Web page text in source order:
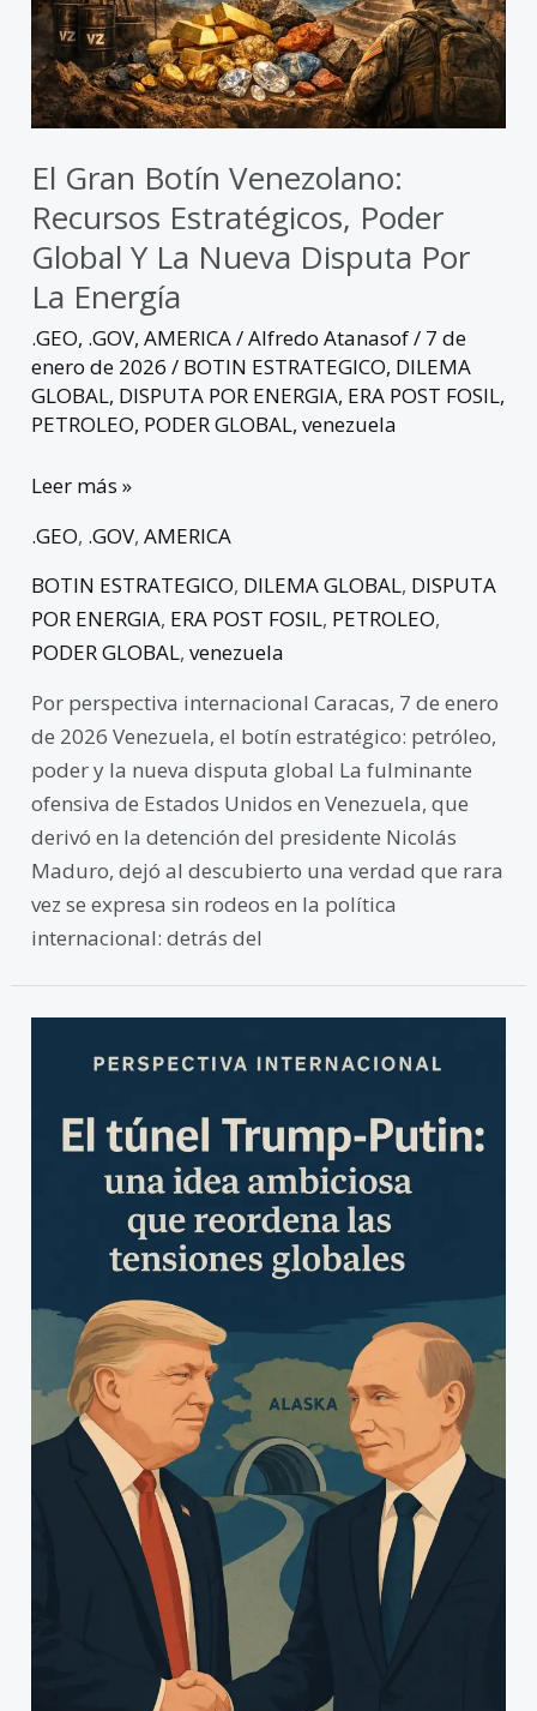
El Gran Botín Venezolano:
Recursos Estratégicos, Poder
Global Y La Nueva Disputa Por
La Energía
.GEO, .GOV,AMERICA/Alfredo Atanasof/ 7 de
enero de 2026/ BOTIN ESTRATEGICO, DILEMA
GLOBAL, DISPUTA POR ENERGIA, ERA POST FOSIL,
PETROLEO, PODER GLOBAL,venezuela
poder
global
y
la
nueva
disputa
por
la
energía
Leer más »
.GEO, .GOV,AMERICA
BOTIN ESTRATEGICO, DILEMA GLOBAL, DISPUTA
POR ENERGIA, ERA POST FOSIL, PETROLEO,
PODER GLOBAL,venezuela
Por perspectiva internacional Caracas, 7 de enero
de 2026 Venezuela, el botín estratégico: petróleo,
poder y la nueva disputa global La fulminante
ofensiva de Estados Unidos en Venezuela, que
derivó en la detención del presidente Nicolás
Maduro, dejó al descubierto una verdad que rara
vez se expresa sin rodeos en la política
internacional: detrás del
Putin:
ambiciosa
reordena
tensiones
globales